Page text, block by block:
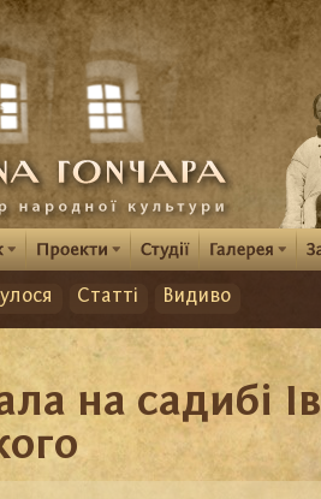
Статті Видиво
на садибі